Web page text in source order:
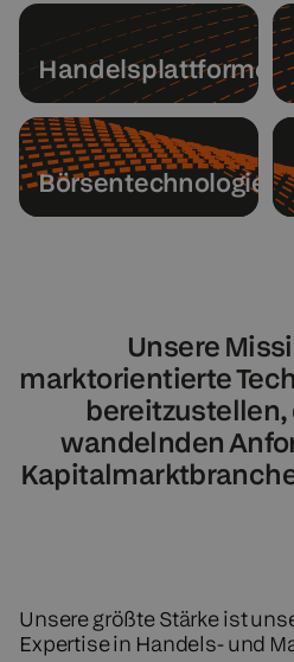
Handelsplattformen
Börsentechnologie
Unsere
marktorientierte
bereitzustellen,
wandelnden
Unsere größte Stärke ist
Expertise in Handels- und